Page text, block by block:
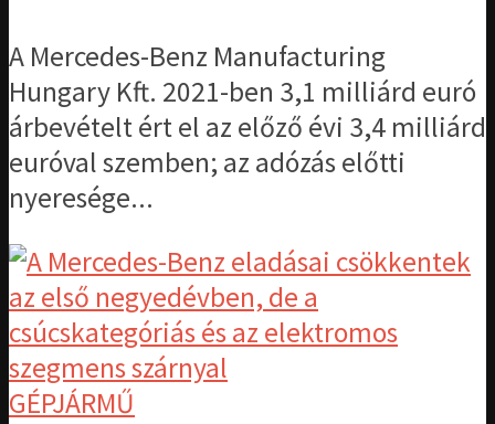
A Mercedes-Benz Manufacturing
Hungary Kft. 2021-ben 3,1 milliárd euró
árbevételt ért el az előző évi 3,4 milliárd
euróval szemben; az adózás előtti
nyeresége...
GÉPJÁRMŰ